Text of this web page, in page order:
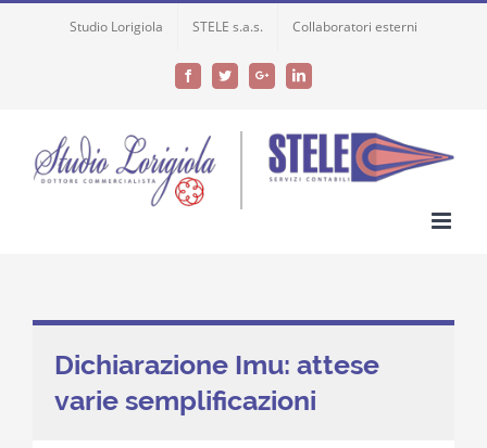
Studio Lorigiola STELE s.a.s. Collaboratori esterni
FacebookTwitterGoogle+LinkedIn
Dichiarazione Imu: attese
varie semplificazioni